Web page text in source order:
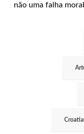
não uma falha